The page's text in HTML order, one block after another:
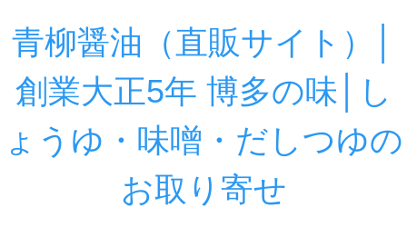
青柳醤油（直販サイト）│
創業大正5年 博多の味│し
ょうゆ・味噌・だしつゆの
お取り寄せ